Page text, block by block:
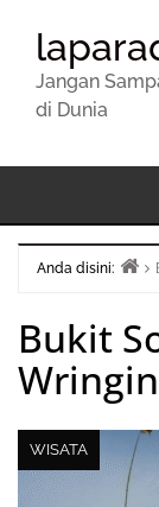
Jangan
di Dunia
Anda disini:
Bukit
WISATA